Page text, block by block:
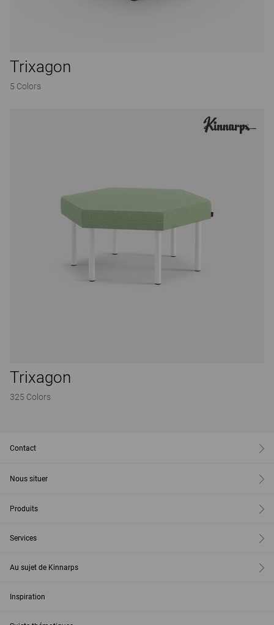
Trixagon
5 Colors
Trixagon
325 Colors
Contact
Nous situer
Produits
Services
Au sujet de Kinnarps
Inspiration